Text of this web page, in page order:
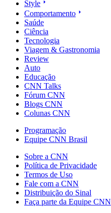
Style
Comportamento
Saúde
Ciência
Tecnologia
Viagem & Gastronomia
Review
Auto
Educação
CNN Talks
Fórum CNN
Blogs CNN
Colunas CNN
Programação
Equipe CNN Brasil
Sobre a CNN
Política de Privacidade
Termos de Uso
Fale com a CNN
Distribuição do Sinal
Faça parte da Equipe CNN